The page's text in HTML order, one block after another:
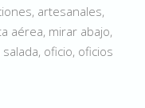
artesanales,
aérea, mirar abajo,
oficio, oficios